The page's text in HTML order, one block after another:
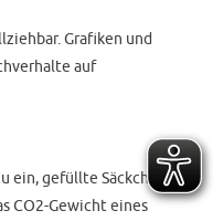
Grafiken und
auf
ein, gefüllte Säckchen
CO2-Gewicht eines